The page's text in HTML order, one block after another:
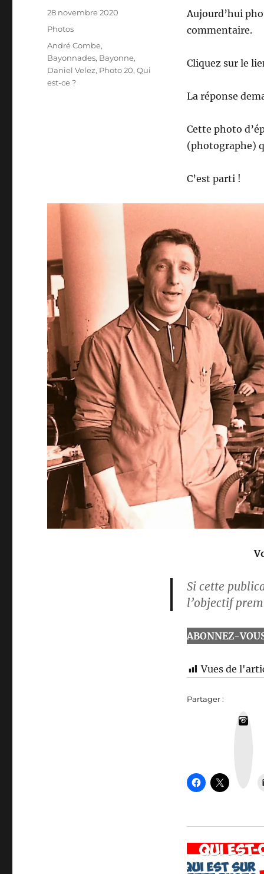
Aujourd’hui
commentaire.
Cliquez sur le
La réponse
Cette photo
(photographe)
C’est parti !
Si cette
l’objectif
ABONNEZ-
Vues de
Partager :
I
n
Publié
le
28 novembre 2020
Catégories
Photos
Étiquettes
André Combe,
Bayonnades, Bayonne,
Daniel Velez, Photo 20,Qui
est-ce ?